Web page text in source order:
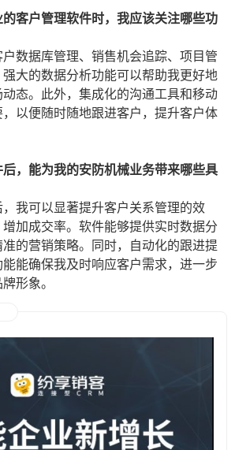
客户管理软件时，我应该关注哪些功
数据库管理、销售机会追踪、项目管
大的数据分析功能可以帮助我更好地
态。此外，集成化的沟通工具和移动
以便随时随地跟进客户，提升客户体
，能为我的安防机械业务带来哪些具
我可以显著提升客户关系管理的效
加成交率。软件能够提供实时数据分
的营销策略。同时，自动化的跟进提
能确保我及时响应客户需求，进一步
形象。